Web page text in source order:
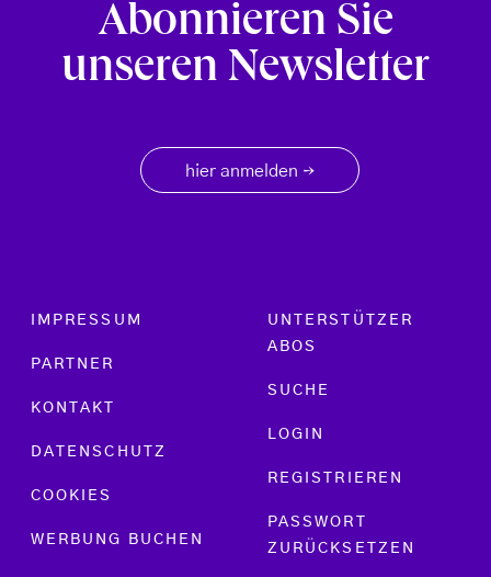
Abonnieren Sie
unseren Newsletter
hier anmelden →
Footer menu
IMPRESSUM
PARTNER
KONTAKT
DATENSCHUTZ
COOKIES
WERBUNG BUCHEN
UNTERSTÜTZER
ABOS
SUCHE
LOGIN
REGISTRIEREN
PASSWORT
ZURÜCKSETZEN